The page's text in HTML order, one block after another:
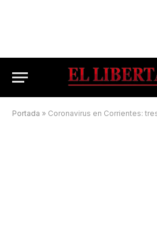
Portada » Coronavirus en Corrientes: tres